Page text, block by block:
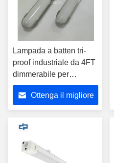
Lampada a batten tri-
proof industriale da 4FT
dimmerabile per
parcheggio,
apparecchio LED
compatto Betten,
lineare tri-proof con
sensore, dimmerabile,
battens LED a prova di
Ottenga il migliore